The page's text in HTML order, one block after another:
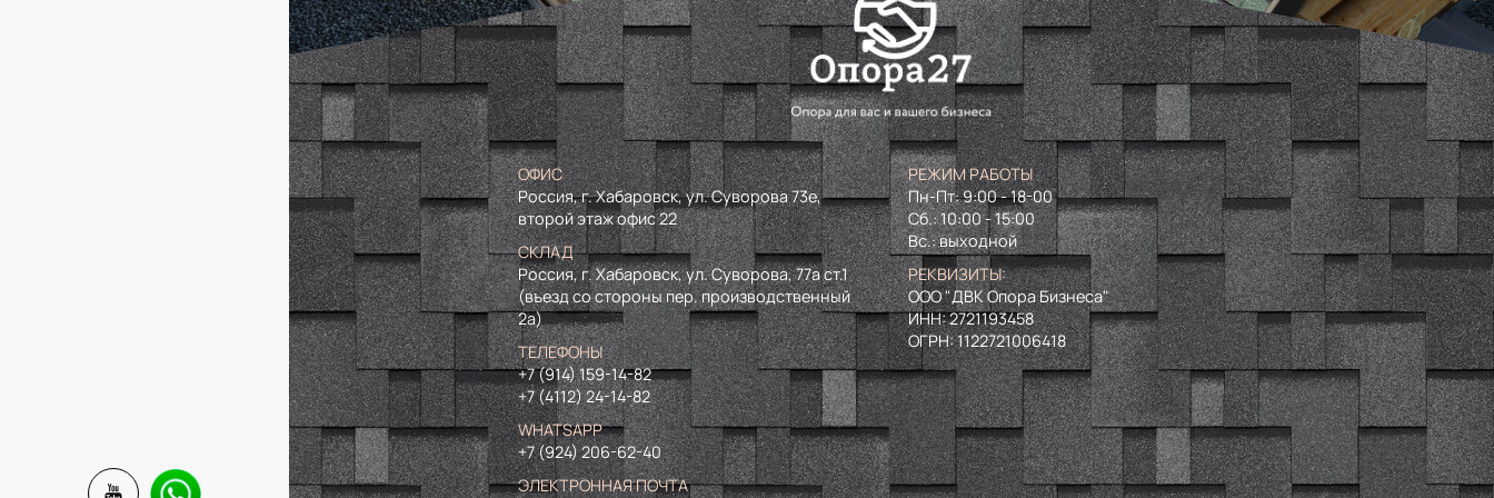
ОФИС
Россия, г. Хабаровск, ул. Суворова 73е,
второй этаж офис 22
СКЛАД
Россия, г. Хабаровск, ул. Суворова, 77а ст.1
(въезд со стороны пер. производственный
2а)
ТЕЛЕФОНЫ
+7 (914) 159-14-82
+7 (4112) 24-14-82
WHATSAPP
+7 (924) 206-62-40
ЭЛЕКТРОННАЯ ПОЧТА
РЕЖИМ РАБОТЫ
Пн-Пт: 9:00 - 18-00
Сб.: 10:00 - 15:00
Вс.: выходной
РЕКВИЗИТЫ:
ООО "ДВК Опора Бизнеса"
ИНН:2721193458
ОГРН:1122721006418